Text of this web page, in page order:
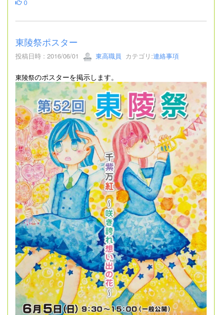
0
東陵祭ポスター
投稿日時 : 2016/06/01 東高職員 カテゴリ:連絡事項
東陵祭のポスターを掲示します。